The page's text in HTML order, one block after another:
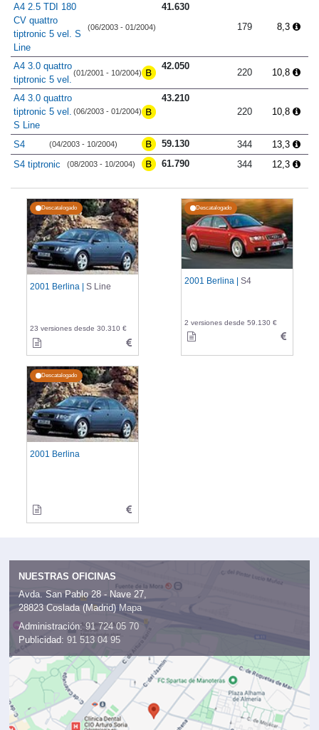
A4 2.5 TDI 180
CV quattro
tiptronic 5 vel. S
Line
(06/2003 - 01/2004)
41.630
179
8,3
A4 3.0 quattro
tiptronic 5 vel.
(01/2001 - 10/2004)
42.050
220 10,8
A4 3.0 quattro
tiptronic 5 vel.
S Line
(06/2003 - 01/2004)
43.210
220
10,8
S4 (04/2003 - 10/2004) 59.130 344
13,3
S4 tiptronic
(08/2003 - 10/2004) 61.790 344 12,3
Descatalogado
2001 Berlina | S Line
23 versiones desde 30.310 €
Descatalogado
2001 Berlina | S4
2 versiones desde 59.130 €
Descatalogado
2001 Berlina
NUESTRAS OFICINAS
Avda. San Pablo 28 - Nave 27,
28823 Coslada (Madrid) Mapa
Administración: 91 724 05 70
Publicidad: 91 513 04 95